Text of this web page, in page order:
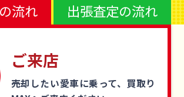
流れ
ご来店
売却したい愛車に乗って、買取り
出張査定の流れ